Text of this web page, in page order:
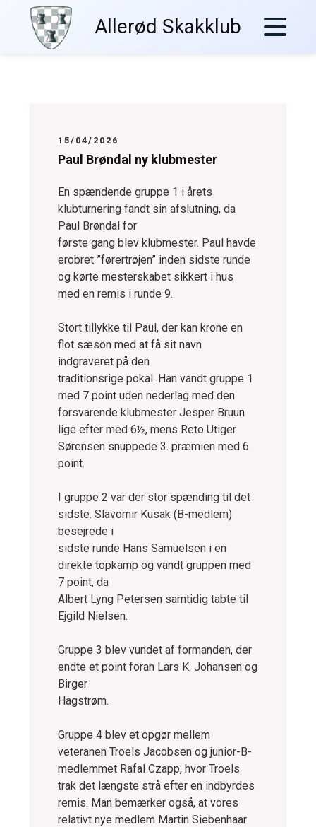
Allerød Skakklub
15/04/2026
Paul Brøndal ny klubmester
En spændende gruppe 1 i årets
klubturnering fandt sin afslutning, da
Paul Brøndal for
første gang blev klubmester. Paul havde
erobret ”førertrøjen” inden sidste runde
og kørte mesterskabet sikkert i hus
med en remis i runde 9.
Stort tillykke til Paul, der kan krone en
flot sæson med at få sit navn
indgraveret på den
traditionsrige pokal. Han vandt gruppe 1
med 7 point uden nederlag med den
forsvarende klubmester Jesper Bruun
lige efter med 6½, mens Reto Utiger
Sørensen snuppede 3. præmien med 6
point.
I gruppe 2 var der stor spænding til det
sidste. Slavomir Kusak (B-medlem)
besejrede i
sidste runde Hans Samuelsen i en
direkte topkamp og vandt gruppen med
7 point, da
Albert Lyng Petersen samtidig tabte til
Ejgild Nielsen.
Gruppe 3 blev vundet af formanden, der
endte et point foran Lars K. Johansen og
Birger
Hagstrøm.
Gruppe 4 blev et opgør mellem
veteranen Troels Jacobsen og junior-B-
medlemmet Rafal Czapp, hvor Troels
trak det længste strå efter en indbyrdes
remis. Man bemærker også, at vores
relativt nye medlem Martin Siebenhaar